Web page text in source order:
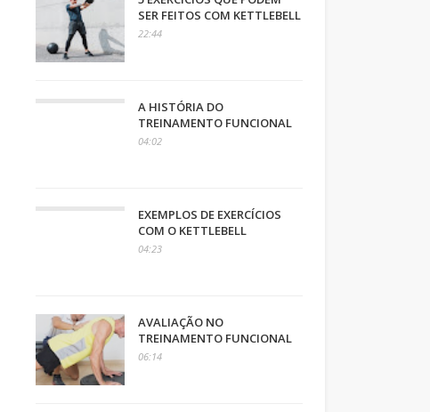
SER FEITOS COM KETTLEBELL
22:44
A HISTÓRIA DO
TREINAMENTO FUNCIONAL
04:02
EXEMPLOS DE EXERCÍCIOS
COM O KETTLEBELL
04:23
AVALIAÇÃO NO
TREINAMENTO FUNCIONAL
06:14